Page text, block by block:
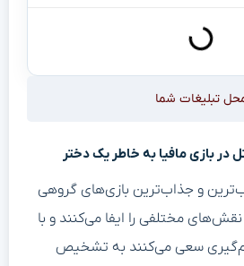
تبلیغات شما
در بازی مافیا به خاطر یک دختر
و جذاب‌ترین بازی‌های گروهی
مختلفی را ایفا می‌کنند و با
سعی می‌کنند به تشخیص